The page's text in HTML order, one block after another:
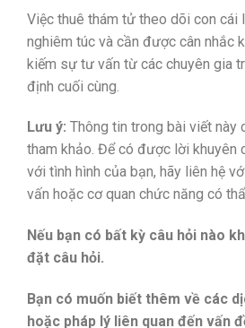
Việc thuê thám tử theo dõi con cái
nghiêm túc và cần được cân nhắc
kiếm sự tư vấn từ các chuyên gia
định cuối cùng.
Lưu ý: Thông tin trong bài viết này
tham khảo. Để có được lời khuyên
với tình hình của bạn, hãy liên hệ
vấn hoặc cơ quan chức năng có
Nếu bạn có bất kỳ câu hỏi nào
đặt câu hỏi.
Bạn có muốn biết thêm về các
hoặc pháp lý liên quan đến vấn